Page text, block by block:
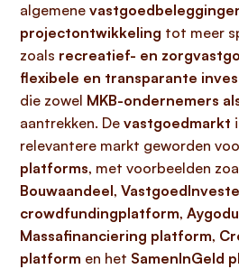
algemene
projectontwikkeling tot meer
zoals recreatief- en
flexibele en transparante
die zowel MKB-ondernemers
aantrekken. De vastgoedmarkt
relevantere markt geworden
platforms, met voorbeelden
Bouwaandeel,
crowdfundingplatform,
Massafinanciering platform,
platform en het SamenInGeld